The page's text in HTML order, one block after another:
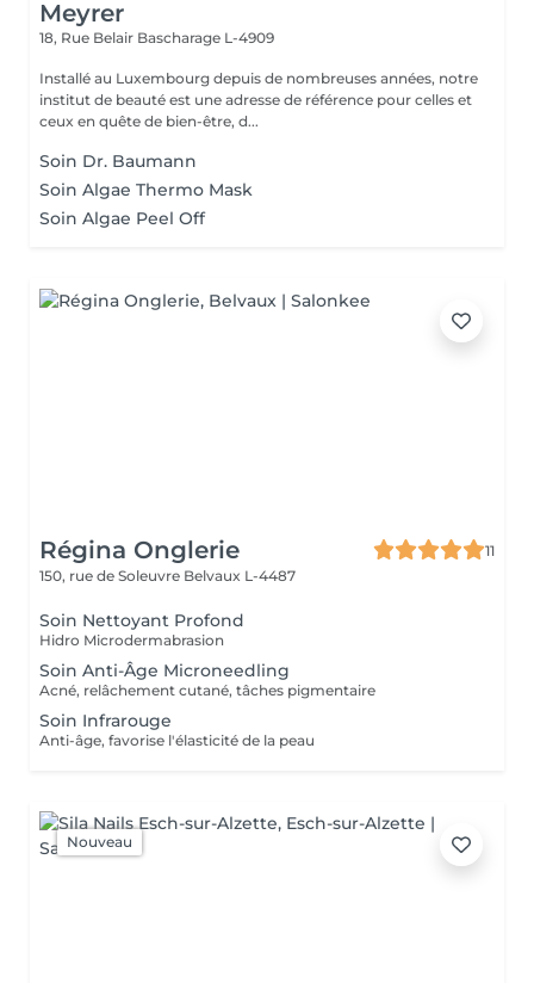
Meyrer
18, Rue Belair Bascharage L-4909
Installé au Luxembourg depuis de nombreuses années, notre
institut de beauté est une adresse de référence pour celles et
ceux en quête de bien-être, d...
Soin Dr. Baumann
Soin Algae Thermo Mask
Soin Algae Peel Off
Régina Onglerie
11
150, rue de Soleuvre Belvaux L-4487
Soin Nettoyant Profond
Hidro Microdermabrasion
Soin Anti-Âge Microneedling
Acné, relâchement cutané, tâches pigmentaire
Soin Infrarouge
Anti-âge, favorise l'élasticité de la peau
Nouveau